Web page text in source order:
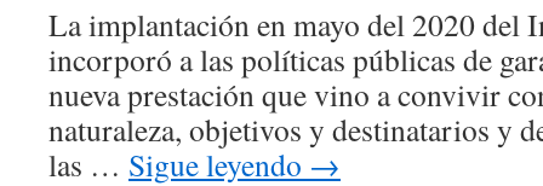
La implantación en mayo del 2020
incorporó a las políticas públicas de
nueva prestación que vino a convivir
naturaleza, objetivos y destinatarios y
las … Sigue leyendo →